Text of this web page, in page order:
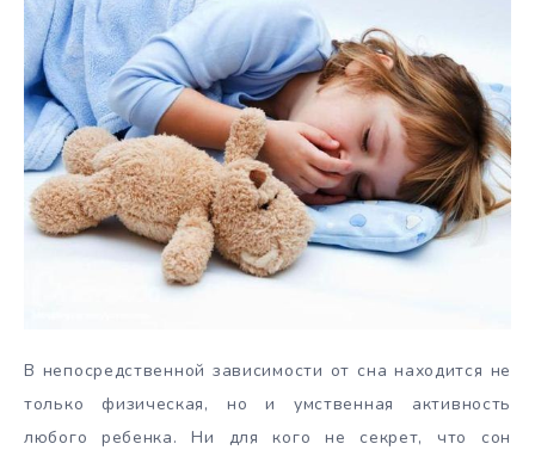
В непосредственной зависимости от сна находится не
только физическая, но и умственная активность
любого ребенка. Ни для кого не секрет, что сон